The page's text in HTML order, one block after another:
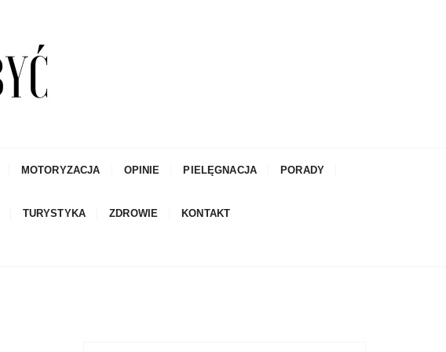
MOTORYZACJA OPINIE PIELĘGNACJA PORADY
TURYSTYKA ZDROWIE KONTAKT